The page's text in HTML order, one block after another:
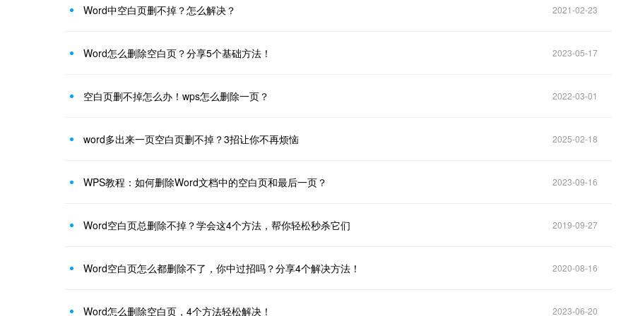
Word中空白页删不掉？怎么解决？ 2021-02-23
Word怎么删除空白页？分享5个基础方法！ 2023-05-17
空白页删不掉怎么办！wps怎么删除一页？ 2022-03-01
word多出来一页空白页删不掉？3招让你不再烦恼 2025-02-18
WPS教程：如何删除Word文档中的空白页和最后一页？ 2023-09-16
Word空白页总删除不掉？学会这4个方法，帮你轻松秒杀它们 2019-09-27
Word空白页怎么都删除不了，你中过招吗？分享4个解决方法！ 2020-08-16
Word怎么删除空白页，4个方法轻松解决！ 2023-06-20